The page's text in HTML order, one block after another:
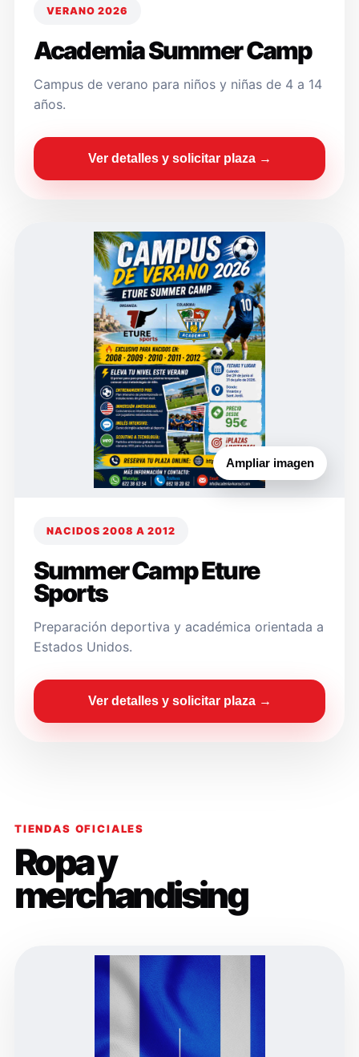
VERANO 2026
Academia Summer Camp
Campus de verano para niños y niñas de 4 a 14
años.
Ver detalles y solicitar plaza →
Ampliar imagen
NACIDOS 2008 A 2012
Summer Camp Eture
Sports
Preparación deportiva y académica orientada a
Estados Unidos.
Ver detalles y solicitar plaza →
TIENDAS OFICIALES
Ropa y
merchandising